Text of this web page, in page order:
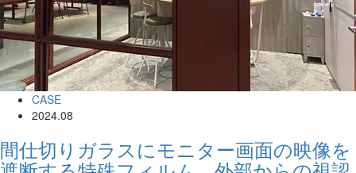
CASE
2024.08
間仕切りガラスにモニター画面の映像を